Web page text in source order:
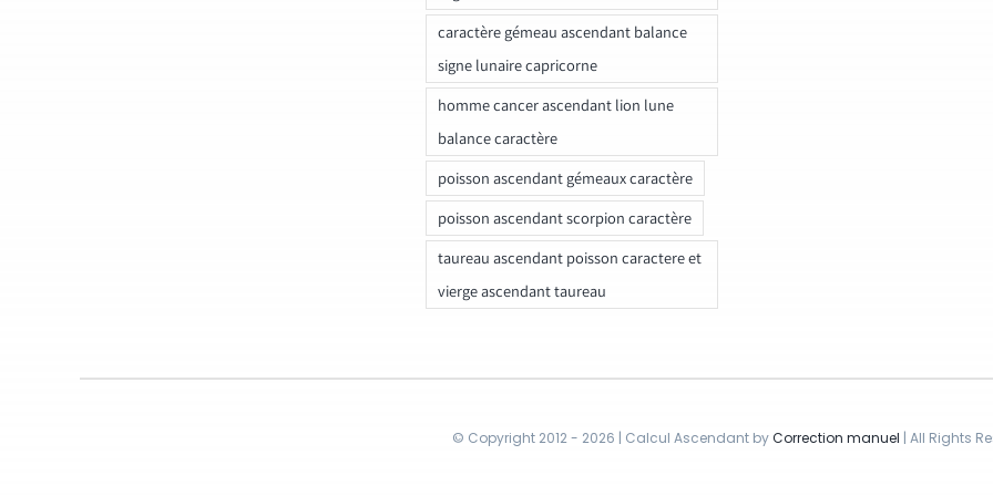
caractère gémeau ascendant balance
signe lunaire capricorne
homme cancer ascendant lion lune
balance caractère
poisson ascendant gémeaux caractère
poisson ascendant scorpion caractère
taureau ascendant poisson caractere et
vierge ascendant taureau
© Copyright 2012 - 2026 | Calcul Ascendant byCorrection manuel | All Rights